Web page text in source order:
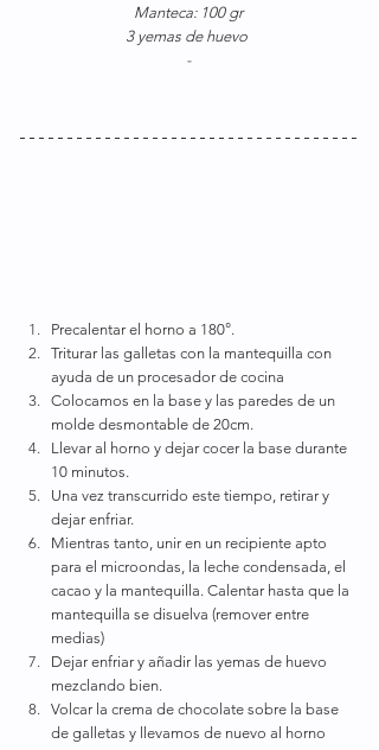
Manteca: 100 gr
3 yemas de huevo
-
Precalentar el horno a 180°.
Triturar las galletas con la mantequilla con
ayuda de un procesador de cocina
Colocamos en la base y las paredes de un
molde desmontable de 20cm.
Llevar al horno y dejar cocer la base durante
10 minutos.
Una vez transcurrido este tiempo, retirar y
dejar enfriar.
Mientras tanto, unir en un recipiente apto
para el microondas, la leche condensada, el
cacao y la mantequilla. Calentar hasta que la
mantequilla se disuelva (remover entre
medias)
Dejar enfriar y añadir las yemas de huevo
mezclando bien.
Volcar la crema de chocolate sobre la base
de galletas y llevamos de nuevo al horno